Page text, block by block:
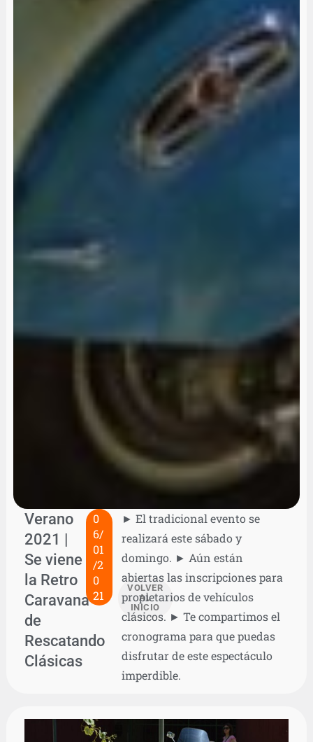
Verano
2021 |
Se viene
la Retro
Caravana
de
Rescatando
Clásicas
0
6/
01
/2
0
21
VOLVER
AL
INICIO
► El tradicional evento se
realizará este sábado y
domingo. ► Aún están
abiertas las inscripciones para
propietarios de vehículos
clásicos. ► Te compartimos el
cronograma para que puedas
disfrutar de este espectáculo
imperdible.